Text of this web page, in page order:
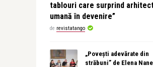
tablouri care surprind
umană în devenire”
de revistatango
„Povești adevărate din
străbuni” de Elena